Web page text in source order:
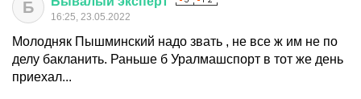
Б
16:25, 23.05.2022
Молодняк Пышминский надо звать , не все ж им не по
делу бакланить. Раньше б Уралмашспорт в тот же день
приехал...